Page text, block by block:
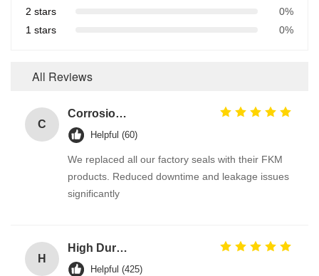
2 stars
0%
1 stars
0%
All Reviews
C
Corrosion Resistant Fkm O Ring
Helpful (60)
We replaced all our factory seals with their FKM
products. Reduced downtime and leakage issues
significantly
H
High Durable 386PCS FKM 75A Brown Plumbing O Ring Kit for Automotive Faucet Repair Seals
Helpful (425)